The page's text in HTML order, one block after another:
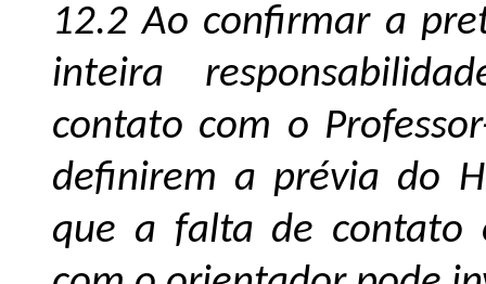
12.2 Ao confirmar a
inteira
contato com o
definirem a prévia do
que a falta de contato